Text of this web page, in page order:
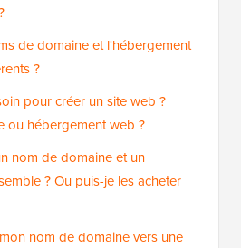
de domaine et l'hébergement
?
pour créer un site web ?
ou hébergement web ?
nom de domaine et un
? Ou puis-je les acheter
nom de domaine vers une